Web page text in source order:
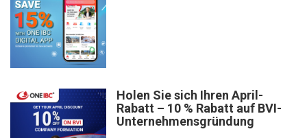
Holen Sie sich Ihren April-
Rabatt – 10 % Rabatt auf BVI-
Unternehmensgründung